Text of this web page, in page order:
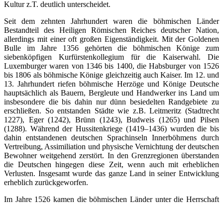
Kultur z.T. deutlich unterscheidet.
Seit dem zehnten Jahrhundert waren die böhmischen Länder
Bestandteil des Heiligen Römischen Reiches deutscher Nation,
allerdings mit einer oft großen Eigenständigkeit. Mit der Goldenen
Bulle im Jahre 1356 gehörten die böhmischen Könige zum
siebenköpfigen Kurfürstenkollegium für die Kaiserwahl. Die
Luxemburger waren von 1346 bis 1400, die Habsburger von 1526
bis 1806 als böhmische Könige gleichzeitig auch Kaiser. Im 12. und
13. Jahrhundert riefen böhmische Herzöge und Könige Deutsche
hauptsächlich als Bauern, Bergleute und Handwerker ins Land um
insbesondere die bis dahin nur dünn besiedelten Randgebiete zu
erschließen. So entstanden Städte wie z.B. Leitmeritz (Stadtrecht
1227), Eger (1242), Brünn (1243), Budweis (1265) und Pilsen
(1288). Während der Hussitenkriege (1419–1436) wurden die bis
dahin entstandenen deutschen Sprachinseln Innerböhmens durch
Vertreibung, Assimiliation und physische Vernichtung der deutschen
Bewohner weitgehend zerstört. In den Grenzregionen überstanden
die Deutschen hingegen diese Zeit, wenn auch mit erheblichen
Verlusten. Insgesamt wurde das ganze Land in seiner Entwicklung
erheblich zurückgeworfen.
Im Jahre 1526 kamen die böhmischen Länder unter die Herrschaft